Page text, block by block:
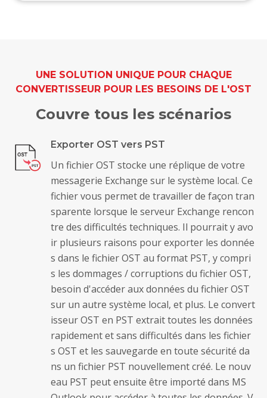
UNE SOLUTION UNIQUE POUR CHAQUE
CONVERTISSEUR POUR LES BESOINS DE L'OST
Couvre tous les scénarios
Exporter OST vers PST
Un fichier OST stocke une réplique de votre
messagerie Exchange sur le système local. Ce
fichier vous permet de travailler de façon tran
sparente lorsque le serveur Exchange rencon
tre des difficultés techniques. Il pourrait y avo
ir plusieurs raisons pour exporter les donnée
s dans le fichier OST au format PST, y compri
s les dommages / corruptions du fichier OST,
besoin d'accéder aux données du fichier OST
sur un autre système local, et plus. Le convert
isseur OST en PST extrait toutes les données
rapidement et sans difficultés dans les fichier
s OST et les sauvegarde en toute sécurité da
ns un fichier PST nouvellement créé. Le nouv
eau PST peut ensuite être importé dans MS